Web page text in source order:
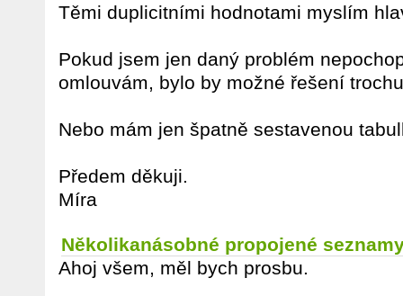
Těmi duplicitními hodnotami myslím
Pokud jsem jen daný problém
omlouvám, bylo by možné řešení
Nebo mám jen špatně sestavenou
Předem děkuji.
Míra
Několikanásobné propojené
Ahoj všem, měl bych prosbu.